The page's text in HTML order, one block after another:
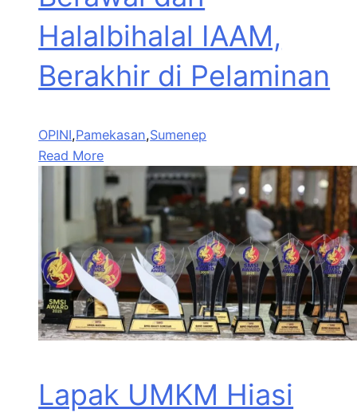
Halalbihalal IAAM,
Berakhir di Pelaminan
OPINI,Pamekasan,Sumenep
Read More
Lapak UMKM Hiasi